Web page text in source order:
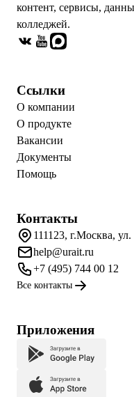
контент, сервисы,
колледжей.
Ссылки
О компании
О продукте
Вакансии
Документы
Помощь
Контакты
111123, г.Москва,
help@urait.ru
+7 (495) 744 00 12
Все контакты
Приложения